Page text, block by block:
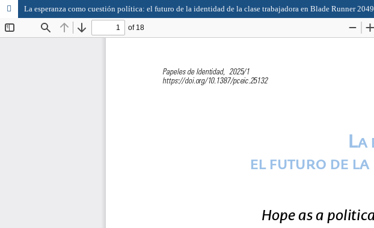
La esperanza como cuestión política: el futuro de la identidad de la clase trabajadora en Blade Runner 2049